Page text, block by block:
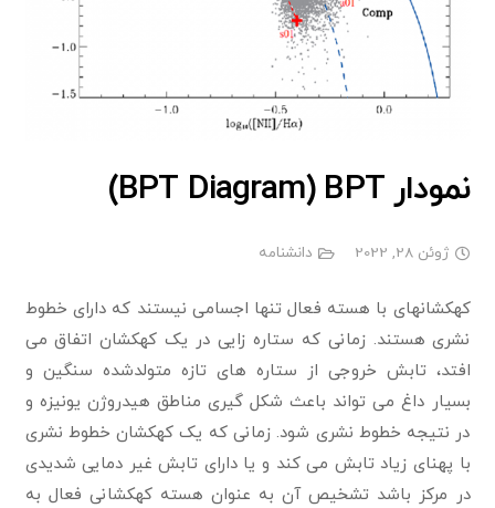
نمودار BPT Diagram) BPT)
ژوئن 28, 2022 دانشنامه
کهکشانهای با هسته فعال تنها اجسامی نیستند که دارای خطوط
نشری هستند. زمانی که ستاره زایی در یک کهکشان اتفاق می
افتد، تابش خروجی از ستاره های تازه متولدشده سنگین و
بسیار داغ می تواند باعث شکل گیری مناطق هیدروژن یونیزه و
در نتیجه خطوط نشری شود. زمانی که یک کهکشان خطوط نشری
با پهنای زیاد تابش می کند و یا دارای تابش غیر دمایی شدیدی
در مرکز باشد تشخیص آن به عنوان هسته کهکشانی فعال به